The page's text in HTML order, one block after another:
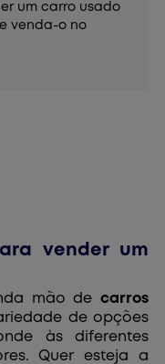
um carro usado
venda-o no
vender um
mão de carros
de opções
às diferentes
Quer esteja a